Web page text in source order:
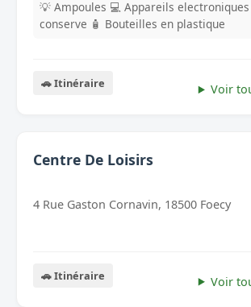
💡 Ampoules 💻 Appareils electroniques
conserve 🧴 Bouteilles en plastique
🚗 Itinéraire Voir
Centre De Loisirs
4 Rue Gaston Cornavin, 18500 Foecy
🚗 Itinéraire Voir